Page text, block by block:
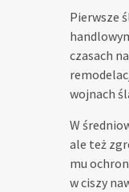
Pierwsze
czasach
wojnach
W
ale też
mu
w ciszy